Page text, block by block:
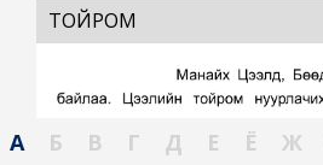
ТОЙРОМ
А Б В Г Д Е Ё Ж